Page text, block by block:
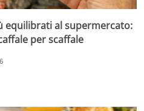
equilibrati al supermercato:
per scaffale